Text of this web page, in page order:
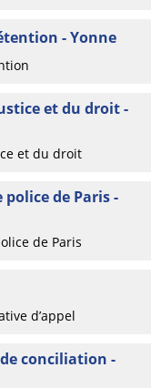
- Yonne
et du droit -
et du droit
police de Paris -
de Paris
d’appel
conciliation -